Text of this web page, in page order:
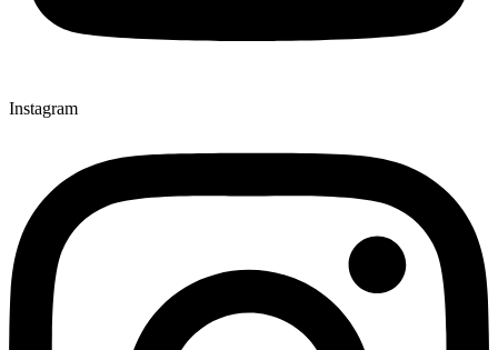
Instagram